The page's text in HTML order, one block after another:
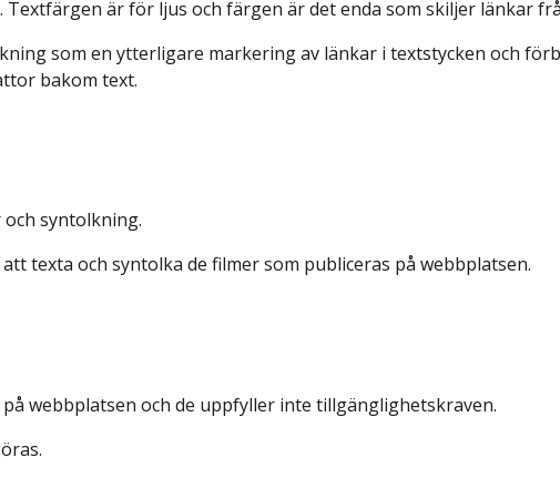
är för ljus och färgen är det enda som skiljer länkar
som en ytterligare markering av länkar i textstycken och
bakom text.
syntolkning.
texta och syntolka de filmer som publiceras på webbplatsen.
webbplatsen och de uppfyller inte tillgänglighetskraven.